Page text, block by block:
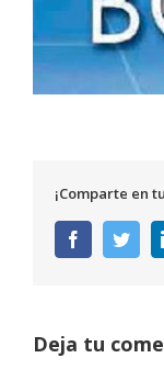
¡Comparte en
Facebook
Deja tu